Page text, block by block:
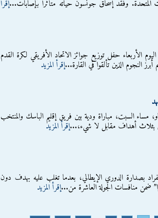
وفقد إسحاق جونسون حياته متأثرًا بإصابات...إقرأ
الأربعاء حفل توزيع جوائز الاتحاد الأفريقي لكرة القدم
إقرأ المزيد
السبت، مباراة ودية بين فريق إقليم الباسك والمنتخب
بثلاث أهداف مقابل لا شيء،...إقرأ المزيد
بصدارة الدوري الإيطالي، بعدما تغلب عليه بهدف دون
ضمن منافسات الجولة العاشرة من...إقرأ المزيد